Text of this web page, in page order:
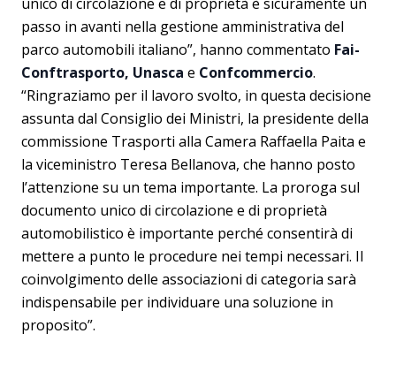
passo in avanti nella gestione amministrativa del
parco automobili italiano”, hanno commentato Fai-
Conftrasporto, Unasca e Confcommercio.
“Ringraziamo per il lavoro svolto, in questa decisione
assunta dal Consiglio dei Ministri, la presidente della
commissione Trasporti alla Camera Raffaella Paita e
la viceministro Teresa Bellanova, che hanno posto
l’attenzione su un tema importante. La proroga sul
documento unico di circolazione e di proprietà
automobilistico è importante perché consentirà di
mettere a punto le procedure nei tempi necessari. Il
coinvolgimento delle associazioni di categoria sarà
indispensabile per individuare una soluzione in
proposito”.